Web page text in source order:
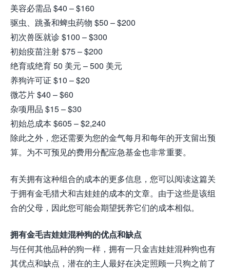
美容必需品 $40 – $160
驱虫、跳蚤和蜱虫药物 $50 – $200
初次兽医就诊 $100 – $300
初始疫苗注射 $75 – $200
绝育或绝育 50 美元 – 500 美元
养狗许可证 $10 – $20
微芯片 $40 – $60
杂项用品 $15 – $30
初始总成本 $605 – $2,240
除此之外，您还需要为您的金气每月和每年的开支留出预
算。为不可预见的费用分配应急基金也非常重要。
有关拥有这种组合的成本的更多信息，您可以阅读这篇关
于拥有金毛猎犬和吉娃娃的成本的文章。由于这些是该组
合的父母，因此您可能会期望抚养它们的成本相似。
拥有金毛吉娃娃混种狗的优点和缺点
与任何其他品种的狗一样，拥有一只金吉娃娃混种狗也有
其优点和缺点，潜在的主人最好在决定照顾一只狗之前了